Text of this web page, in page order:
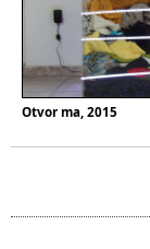
Otvor ma, 2015